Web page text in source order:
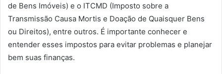
de Bens Imóveis) e o ITCMD (Imposto sobre a
Transmissão Causa Mortis e Doação de Quaisquer Bens
ou Direitos), entre outros. É importante conhecer e
entender esses impostos para evitar problemas e planejar
bem suas finanças.